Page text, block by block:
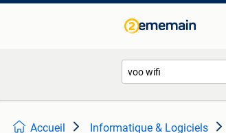
Accueil Informatique & Logiciels